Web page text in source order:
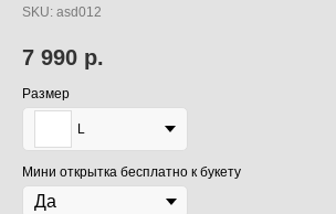
SKU: asd012
7 990 р.
Размер
L
Мини открытка бесплатно к букету